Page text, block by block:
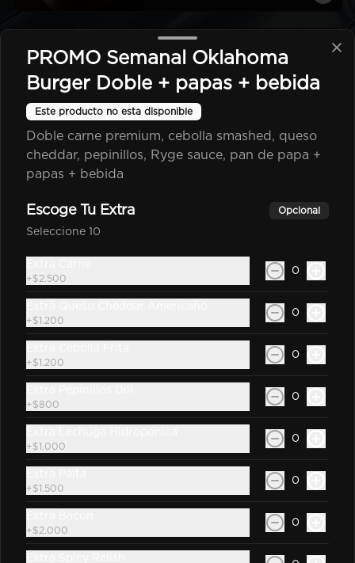
Ketchup
$500
PROMO Semanal Oklahoma
Burger Doble + papas + bebida
Este producto no esta disponible
Doble carne premium, cebolla smashed, queso
cheddar, pepinillos, Ryge sauce, pan de papa +
papas + bebida
Escoge Tu Extra Opcional
Seleccione 10
+$2.500
0
+$1.200
0
+$1.200
0
+$800
0
+$1.000
0
+$1.500
0
+$2.000
0